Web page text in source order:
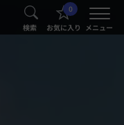
検索
0
お気に入り メニュー
®